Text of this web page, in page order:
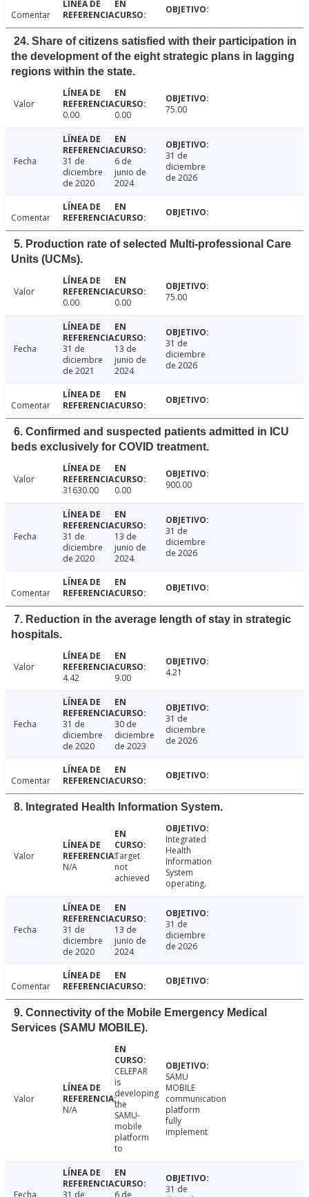
Comentar
24. Share of citizens satisfied with their participation in
the development of the eight strategic plans in lagging
regions within the state.
Valor
0.00
0.00 75.00
Fecha
31 de
diciembre
de 2020
6 de
junio de
2024
31 de
diciembre
de 2026
Comentar
5. Production rate of selected Multi-professional Care
Units (UCMs).
Valor
0.00
0.00 75.00
Fecha
31 de
diciembre
de 2021
13 de
junio de
2024
31 de
diciembre
de 2026
Comentar
6. Confirmed and suspected patients admitted in ICU
beds exclusively for COVID treatment.
Valor
31630.00
0.00 900.00
Fecha
31 de
diciembre
de 2020
13 de
junio de
2024
31 de
diciembre
de 2026
Comentar
7. Reduction in the average length of stay in strategic
hospitals.
Valor
4.42
9.00 4.21
Fecha
31 de
diciembre
de 2020
30 de
diciembre
de 2023
31 de
diciembre
de 2026
Comentar
8. Integrated Health Information System.
Valor
N/A
Target
not
achieved
Integrated
Health
Information
System
operating.
Fecha
31 de
diciembre
de 2020
13 de
junio de
2024
31 de
diciembre
de 2026
Comentar
9. Connectivity of the Mobile Emergency Medical
Services (SAMU MOBILE).
Valor
N/A
CELEPAR
is
developing
the
SAMU-
mobile
platform
to
SAMU
MOBILE
communication
platform
fully
implement
31 de